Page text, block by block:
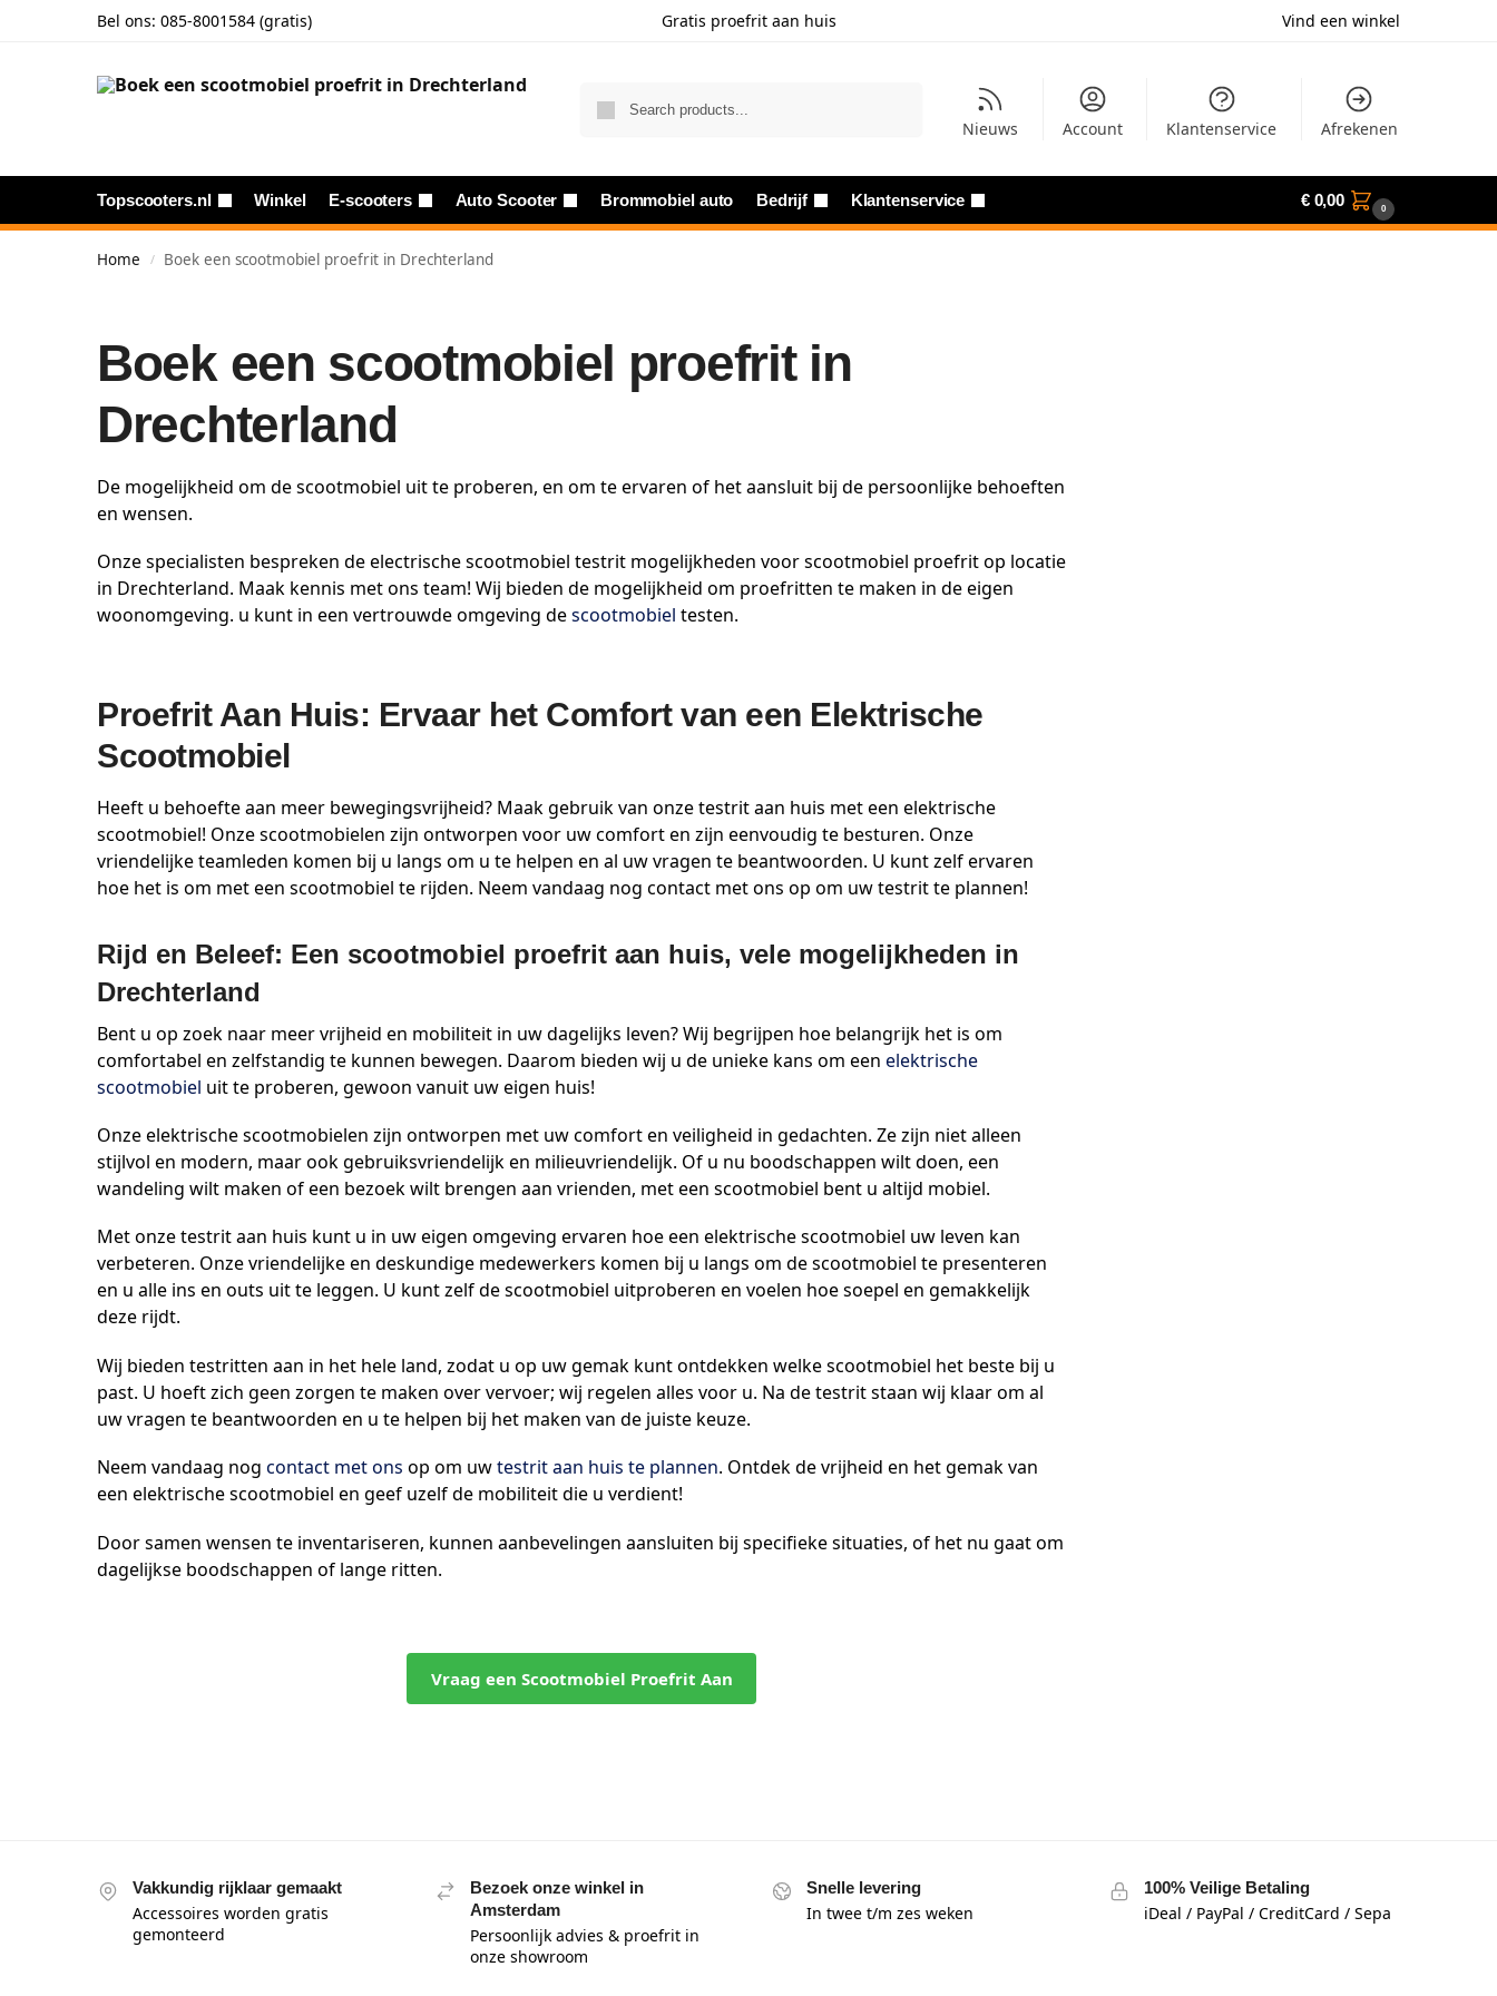
Bel ons: 085-8001584 (gratis) Gratis proefrit aan huis Vind een winkel
Nieuws Account Klantenservice Afrekenen
Topscooters.nl Winkel E-scooters Auto Scooter Brommobiel auto Bedrijf Klantenservice €0,00 0
Home / Boek een scootmobiel proefrit in Drechterland
Boek een scootmobiel proefrit in
Drechterland
De mogelijkheid om de scootmobiel uit te proberen, en om te ervaren of het aansluit bij de persoonlijke behoeften
en wensen.
Onze specialisten bespreken de electrische scootmobiel testrit mogelijkheden voor scootmobiel proefrit op locatie
in Drechterland. Maak kennis met ons team! Wij bieden de mogelijkheid om proefritten te maken in de eigen
woonomgeving. u kunt in een vertrouwde omgeving descootmobiel testen.
Proefrit Aan Huis: Ervaar het Comfort van een Elektrische
Scootmobiel
Heeft u behoefte aan meer bewegingsvrijheid? Maak gebruik van onze testrit aan huis met een elektrische
scootmobiel! Onze scootmobielen zijn ontworpen voor uw comfort en zijn eenvoudig te besturen. Onze
vriendelijke teamleden komen bij u langs om u te helpen en al uw vragen te beantwoorden. U kunt zelf ervaren
hoe het is om met een scootmobiel te rijden. Neem vandaag nog contact met ons op om uw testrit te plannen!
Rijd en Beleef: Een scootmobiel proefrit aan huis, vele mogelijkheden in
Drechterland
Bent u op zoek naar meer vrijheid en mobiliteit in uw dagelijks leven? Wij begrijpen hoe belangrijk het is om
comfortabel en zelfstandig te kunnen bewegen. Daarom bieden wij u de unieke kans om een elektrische
scootmobiel uit te proberen, gewoon vanuit uw eigen huis!
Onze elektrische scootmobielen zijn ontworpen met uw comfort en veiligheid in gedachten. Ze zijn niet alleen
stijlvol en modern, maar ook gebruiksvriendelijk en milieuvriendelijk. Of u nu boodschappen wilt doen, een
wandeling wilt maken of een bezoek wilt brengen aan vrienden, met een scootmobiel bent u altijd mobiel.
Met onze testrit aan huis kunt u in uw eigen omgeving ervaren hoe een elektrische scootmobiel uw leven kan
verbeteren. Onze vriendelijke en deskundige medewerkers komen bij u langs om de scootmobiel te presenteren
en u alle ins en outs uit te leggen. U kunt zelf de scootmobiel uitproberen en voelen hoe soepel en gemakkelijk
deze rijdt.
Wij bieden testritten aan in het hele land, zodat u op uw gemak kunt ontdekken welke scootmobiel het beste bij u
past. U hoeft zich geen zorgen te maken over vervoer; wij regelen alles voor u. Na de testrit staan wij klaar om al
uw vragen te beantwoorden en u te helpen bij het maken van de juiste keuze.
Neem vandaag nog contact met ons op om uwtestrit aan huis te plannen. Ontdek de vrijheid en het gemak van
een elektrische scootmobiel en geef uzelf de mobiliteit die u verdient!
Door samen wensen te inventariseren, kunnen aanbevelingen aansluiten bij specifieke situaties, of het nu gaat om
dagelijkse boodschappen of lange ritten.
Vraag een Scootmobiel Proefrit Aan
Vakkundig rijklaar gemaakt
Accessoires worden gratis
gemonteerd
Bezoek onze winkel in
Amsterdam
Persoonlijk advies & proefrit in
onze showroom
Snelle levering
In twee t/m zes weken
100% Veilige Betaling
iDeal / PayPal / CreditCard / Sepa